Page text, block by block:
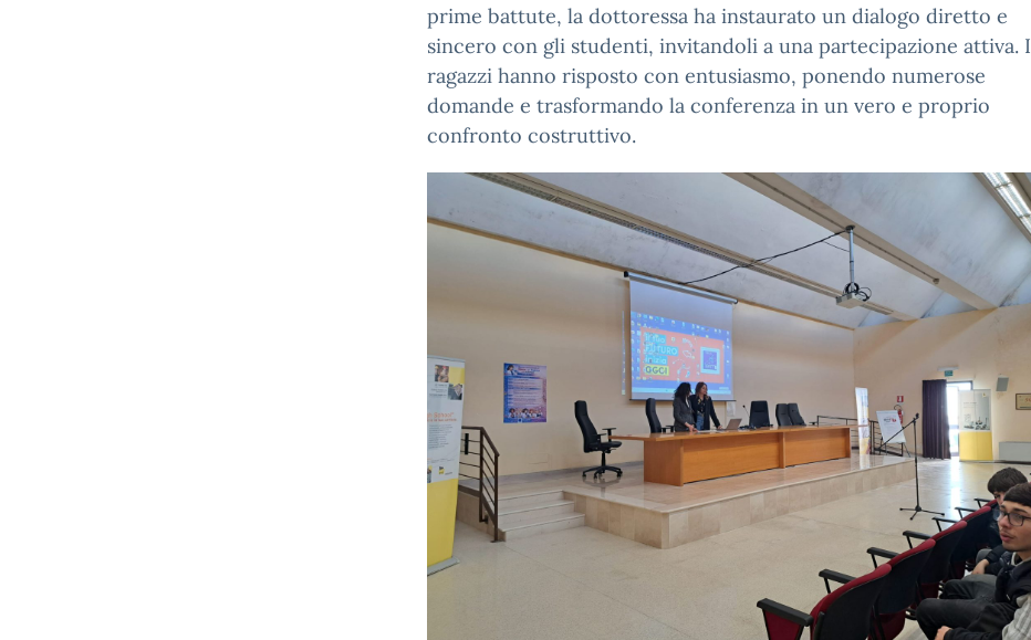
prime battute, la dottoressa ha instaurato un dialogo diretto e
sincero con gli studenti, invitandoli a una partecipazione attiva. I
ragazzi hanno risposto con entusiasmo, ponendo numerose
domande e trasformando la conferenza in un vero e proprio
confronto costruttivo.